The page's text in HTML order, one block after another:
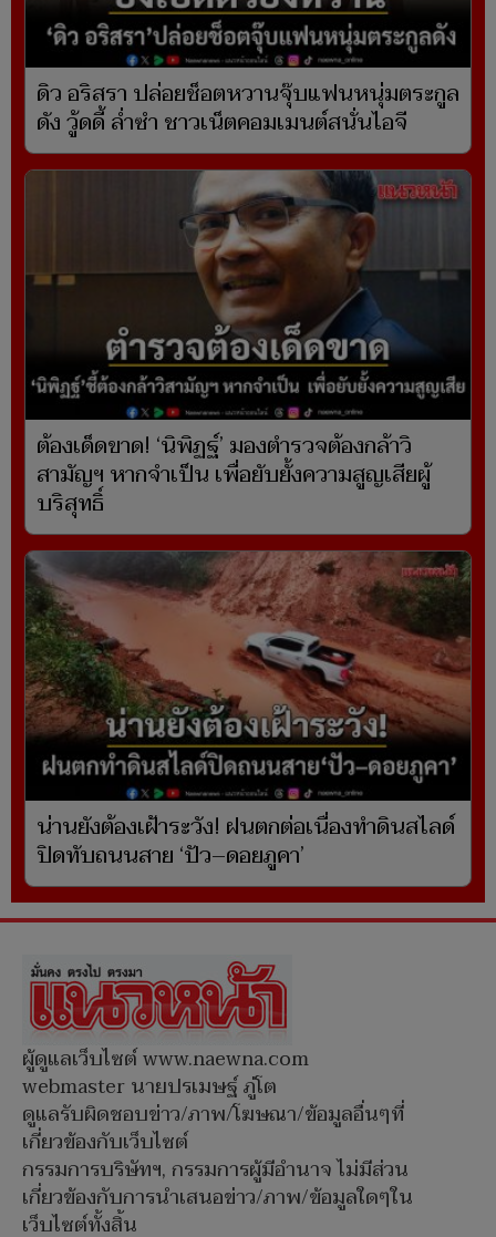
ดิว อริสรา ปล่อยช็อตหวานจุ๊บแฟนหนุ่มตระกูล
ดัง วู้ดดี้ ล่ำซำ ชาวเน็ตคอมเมนต์สนั่นไอจี
ต้องเด็ดขาด! ‘นิพิฏฐ์’ มองตำรวจต้องกล้าวิ
สามัญฯ หากจำเป็น เพื่อยับยั้งความสูญเสียผู้
บริสุทธิ์
น่านยังต้องเฝ้าระวัง! ฝนตกต่อเนื่องทำดินสไลด์
ปิดทับถนนสาย ‘ปัว–ดอยภูคา’
ผู้ดูแลเว็บไซต์ www.naewna.com
webmaster นายปรเมษฐ์ ภู่โต
ดูแลรับผิดชอบข่าว/ภาพ/โฆษณา/ข้อมูลอื่นๆที่
เกี่ยวข้องกับเว็บไซต์
กรรมการบริษัทฯ, กรรมการผู้มีอำนาจ ไม่มีส่วน
เกี่ยวข้องกับการนำเสนอข่าว/ภาพ/ข้อมูลใดๆใน
เว็บไซต์ทั้งสิ้น